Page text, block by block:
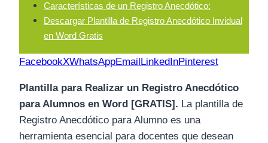
Características de un Registro Anecdótico:
Descargar Plantilla de Registro Anecdótico Invidual
en Word Gratis
FacebookXWhatsAppEmailLinkedInPinterest
Plantilla para Realizar un Registro Anecdótico
para Alumnos en Word [GRATIS]. La plantilla de
Registro Anecdótico para Alumno es una
herramienta esencial para docentes que desean